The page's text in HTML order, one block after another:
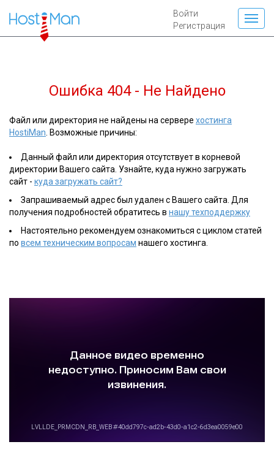
Войти
Регистрация
Ошибка 404 - Не Найдено
Файл или директория не найдены на сервере хостинга
HostiMan . Возможные причины:
Данный файл или директория отсутствует в корневой
директории Вашего сайта. Узнайте, куда нужно загружать
сайт - куда загружать сайт?
Запрашиваемый адрес был удален с Вашего сайта. Для
получения подробностей обратитесь в нашу техподдержку
Настоятельно рекомендуем ознакомиться с циклом статей
по всем техническим вопросам нашего хостинга.